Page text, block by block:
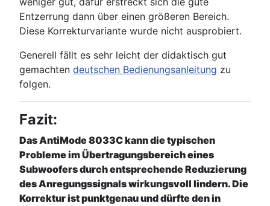
Entzerrung dann über einen größeren Bereich.
Diese Korrekturvariante wurde nicht ausprobiert.
Generell fällt es sehr leicht der didaktisch gut
gemachten deutschen Bedienungsanleitung zu
folgen.
Fazit:
Das AntiMode 8033C kann die typischen
Probleme im Übertragungsbereich eines
Subwoofers durch entsprechende Reduzierung
des Anregungssignals wirkungsvoll lindern. Die
Korrektur ist punktgenau und dürfte den in